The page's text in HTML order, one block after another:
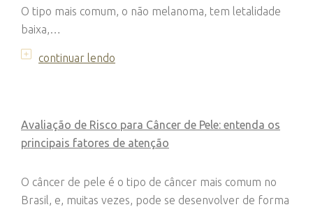
O tipo mais comum, o não melanoma, tem letalidade
baixa,…
continuar lendo
Avaliação de Risco para Câncer de Pele: entenda os
principais fatores de atenção
O câncer de pele é o tipo de câncer mais comum no
Brasil, e, muitas vezes, pode se desenvolver de forma